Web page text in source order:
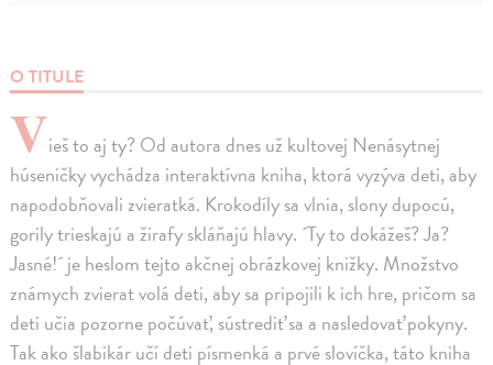
O TITULE
Vieš to aj ty? Od autora dnes už kultovej Nenásytnej
húseničky vychádza interaktívna kniha, ktorá vyzýva deti, aby
napodobňovali zvieratká. Krokodíly sa vlnia, slony dupocú,
gorily trieskajú a žirafy skláňajú hlavy. ´Ty to dokážeš? Ja?
Jasné!´ je heslom tejto akčnej obrázkovej knižky. Množstvo
známych zvierat volá deti, aby sa pripojili k ich hre, pričom sa
deti učia pozorne počúvať, sústrediť sa a nasledovať pokyny.
Tak ako šlabikár učí deti písmenká a prvé slovíčka, táto kniha